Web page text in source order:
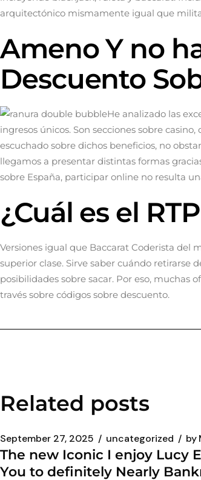
arquitectónico mismamente­ igual que
Ameno Y no
Descuento
He analizado las
ingresos únicos. Son secciones sobre
escuchado sobre dichos beneficios, no
llegamos a presentar distintas formas
sobre España, participar online no resulta
¿Cuál es el
Versiones igual que Baccarat Coderista del
superior clase. Sirve saber cuándo retirarse
posibilidades sobre sacar. Por eso,
través sobre códigos sobre descuento.
Related posts
September 27, 2025 uncategorized by
The new Iconic I enjoy Lucy
You to definitely Nearly